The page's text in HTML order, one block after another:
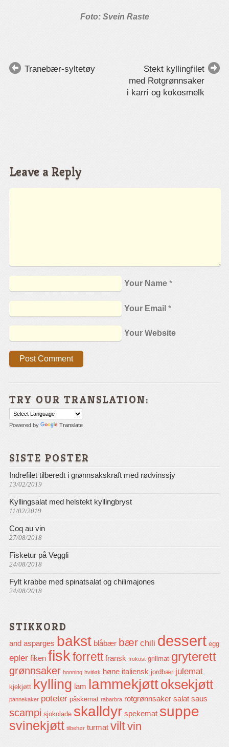
Foto: Svein Raste
Tranebær-syltetøy
Stekt kyllingfilet
med Rotgrønnsaker
i karri og kokosmelk
Leave a Reply
Your Name *
Your Email *
Your Website
TRY OUR TRANSLATION:
Powered by Translate
SISTE POSTER
Indrefilet tilberedt i grønnsakskraft med rødvinssjy
13/02/2019
Kyllingsalat med helstekt kyllingbryst
11/02/2019
Coq au vin
27/08/2018
Fisketur på Veggli
24/08/2018
Fylt krabbe med spinatsalat og chilimajones
24/08/2018
STIKKORD
and asparges bakst blåbær bær chili dessert egg
epler fiken fiskforrett fransk frokost grillmat gryterett
grønnsaker honning hvitløk høne italiensk jordbær julemat
kjekjøtt kylling lam lammekjøttoksekjøtt
pannekaker poteter påskemat rabarbra rotgrønnsaker salat saus
scampi sjokolade skalldyr spekemat suppe
svinekjøtt tilbehør turmat viltvin